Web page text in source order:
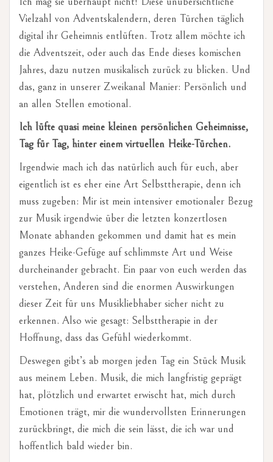
Vielzahl von Adventskalendern, deren Türchen täglich
digital ihr Geheimnis entlüften. Trotz allem möchte ich
die Adventszeit, oder auch das Ende dieses komischen
Jahres, dazu nutzen musikalisch zurück zu blicken. Und
das, ganz in unserer Zweikanal Manier: Persönlich und
an allen Stellen emotional.
Ich lüfte quasi meine kleinen persönlichen Geheimnisse,
Tag für Tag, hinter einem virtuellen Heike-Türchen.
Irgendwie mach ich das natürlich auch für euch, aber
eigentlich ist es eher eine Art Selbsttherapie, denn ich
muss zugeben: Mir ist mein intensiver emotionaler Bezug
zur Musik irgendwie über die letzten konzertlosen
Monate abhanden gekommen und damit hat es mein
ganzes Heike-Gefüge auf schlimmste Art und Weise
durcheinander gebracht. Ein paar von euch werden das
verstehen, Anderen sind die enormen Auswirkungen
dieser Zeit für uns Musikliebhaber sicher nicht zu
erkennen. Also wie gesagt: Selbsttherapie in der
Hoffnung, dass das Gefühl wiederkommt.
Deswegen gibt’s ab morgen jeden Tag ein Stück Musik
aus meinem Leben. Musik, die mich langfristig geprägt
hat, plötzlich und erwartet erwischt hat, mich durch
Emotionen trägt, mir die wundervollsten Erinnerungen
zurückbringt, die mich die sein lässt, die ich war und
hoffentlich bald wieder bin.